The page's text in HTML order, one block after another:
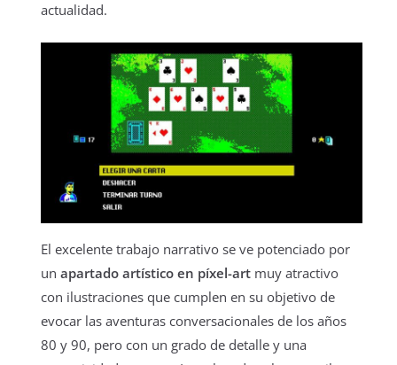
actualidad.
El excelente trabajo narrativo se ve potenciado por
un apartado artístico en píxel-art muy atractivo
con ilustraciones que cumplen en su objetivo de
evocar las aventuras conversacionales de los años
80 y 90, pero con un grado de detalle y una